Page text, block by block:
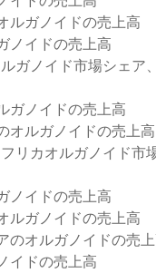
ルガノイドの売上高
ノイドの売上高
ガノイド市場シェア
ガノイドの売上高
オルガノイドの売上高
リカオルガノイド市
ノイドの売上高
ルガノイドの売上高
のオルガノイドの売
イドの売上高